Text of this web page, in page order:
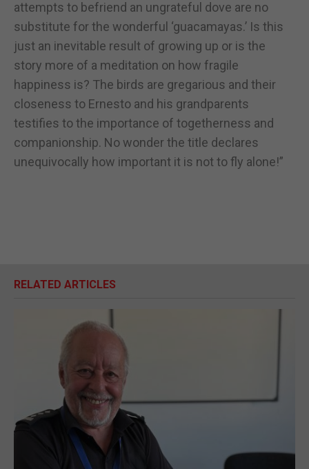
attempts to befriend an ungrateful dove are no
substitute for the wonderful ‘guacamayas.’ Is this
just an inevitable result of growing up or is the
story more of a meditation on how fragile
happiness is? The birds are gregarious and their
closeness to Ernesto and his grandparents
testifies to the importance of togetherness and
companionship. No wonder the title declares
unequivocally how important it is not to fly alone!”
RELATED ARTICLES